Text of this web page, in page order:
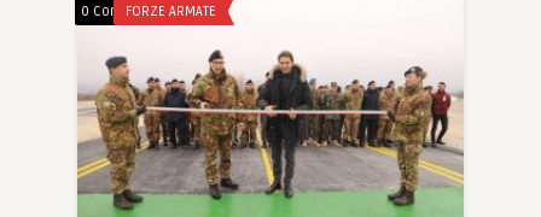
0 CommentsFORZE ARMATE